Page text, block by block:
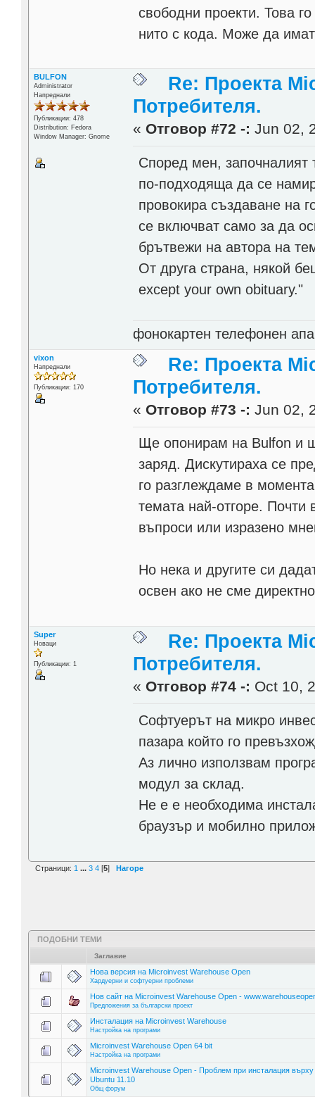
свободни проекти. Това
нито с кода. Може да
BULFON
Administrator
Напреднали
Публикации: 478
Distribution: Fedora
Window Manager: Gnome
Re: Проекта
Потребителя.
« Отговор #72 -: Jun 02,
Според мен, започналият
по-подходяща да се
провокира създаване на
се включват само за да
брътвежи на автора на
От друга страна, някой
except your own obituary."
фонокартен телефонен
vixon
Напреднали
Публикации: 170
Re: Проекта
Потребителя.
« Отговор #73 -: Jun 02,
Ще опонирам на Bulfon и
заряд. Дискутираха се
го разглеждаме в
темата най-отгоре. Почти
въпроси или изразено
Но нека и другите си
освен ако не сме
Super
Новаци
Публикации: 1
Re: Проекта
Потребителя.
« Отговор #74 -: Oct 10,
Софтуерът на микро
пазара който го
Аз лично използвам
модул за склад.
Не е е необходима
браузър и мобилно
Страници: 1 ... 3 4 [5] Нагоре
ПОДОБНИ ТЕМИ
Заглавие
Нова версия на Microinvest Warehouse Open
Хардуерни и софтуерни проблеми
Нов сайт на Microinvest Warehouse Open -
Предложения за български проект
Инсталация на Microinvest Warehouse
Настройка на програми
Microinvest Warehouse Open 64 bit
Настройка на програми
Microinvest Warehouse Open - Проблем при инсталация върху
Ubuntu 11.10
Общ форум